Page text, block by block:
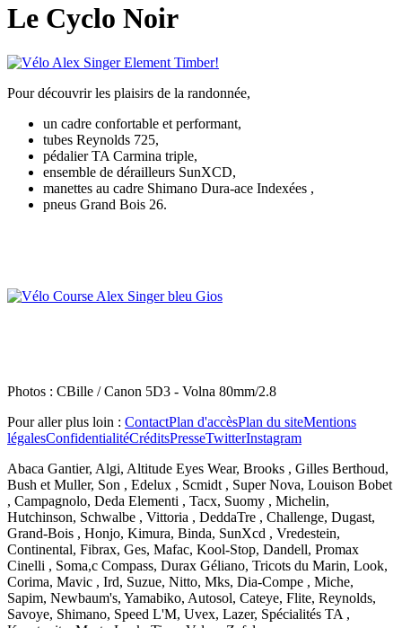
Le Cyclo Noir
Pour découvrir les plaisirs de la randonnée,
un cadre confortable et performant,
tubes Reynolds 725,
pédalier TA Carmina triple,
ensemble de dérailleurs SunXCD,
manettes au cadre Shimano Dura-ace Indexées ,
pneus Grand Bois 26.
Photos : CBille / Canon 5D3 - Volna 80mm/2.8
Pour aller plus loin : ContactPlan d'accèsPlan du siteMentions
légalesConfidentialitéCréditsPresseTwitterInstagram
Abaca Gantier, Algi, Altitude Eyes Wear, Brooks , Gilles Berthoud,
Bush et Muller, Son , Edelux , Scmidt , Super Nova, Louison Bobet
, Campagnolo, Deda Elementi , Tacx, Suomy , Michelin,
Hutchinson, Schwalbe , Vittoria , DeddaTre , Challenge, Dugast,
Grand-Bois , Honjo, Kimura, Binda, SunXcd , Vredestein,
Continental, Fibrax, Ges, Mafac, Kool-Stop, Dandell, Promax
Cinelli , Soma,c Compass, Durax Géliano, Tricots du Marin, Look,
Corima, Mavic , Ird, Suzue, Nitto, Mks, Dia-Compe , Miche,
Sapim, Newbaum's, Yamabiko, Autosol, Cateye, Flite, Reynolds,
Savoye, Shimano, Speed L'M, Uvex, Lazer, Spécialités TA ,